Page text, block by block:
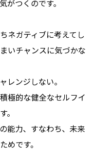
がつくのです。
ネガティブに考えてし
いチャンスに気づかな
レンジしない。
極的な健全なセルフイ
。
能力、すなわち、未来
めです。